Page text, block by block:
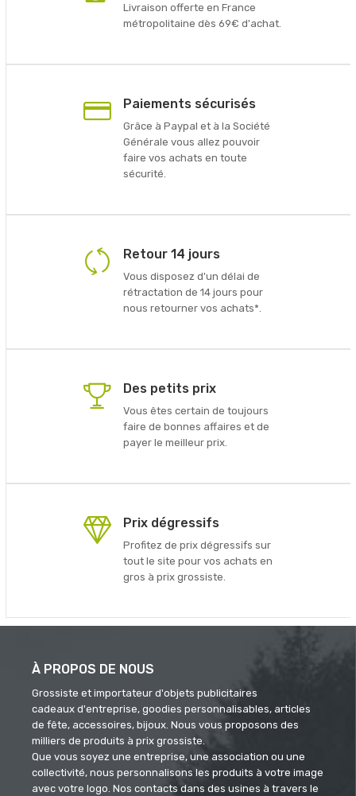
Livraison offerte en France
métropolitaine dès 69€ d'achat.
Paiements sécurisés
Grâce à Paypal et à la Société
Générale vous allez pouvoir
faire vos achats en toute
sécurité.
Retour 14 jours
Vous disposez d'un délai de
rétractation de 14 jours pour
nous retourner vos achats*.
Des petits prix
Vous êtes certain de toujours
faire de bonnes affaires et de
payer le meilleur prix.
Prix dégressifs
Profitez de prix dégressifs sur
tout le site pour vos achats en
gros à prix grossiste.
À PROPOS DE NOUS
Grossiste et importateur d'objets publicitaires
cadeaux d'entreprise, goodies personnalisables, articles
de fête, accessoires, bijoux. Nous vous proposons des
milliers de produits à prix grossiste.
Que vous soyez une entreprise, une association ou une
collectivité, nous personnalisons les produits à votre image
avec votre logo. Nos contacts dans des usines à travers le